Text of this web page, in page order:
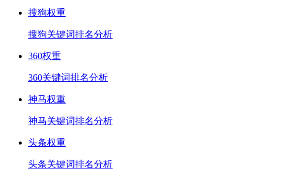
搜狗权重
搜狗关键词排名分析
360权重
360关键词排名分析
神马权重
神马关键词排名分析
头条权重
头条关键词排名分析